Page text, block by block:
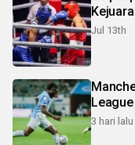
Jul 13th
3 hari lalu